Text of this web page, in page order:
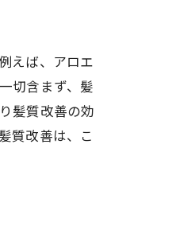
えば、アロエ
切含まず、髪
髪質改善の効
質改善は、こ